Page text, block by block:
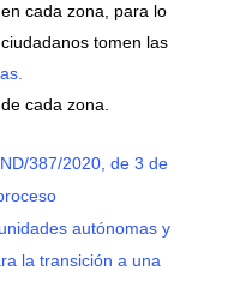
cada zona, para lo
tomen las
cada zona.
387/2020, de 3 de
autónomas y
la transición a una